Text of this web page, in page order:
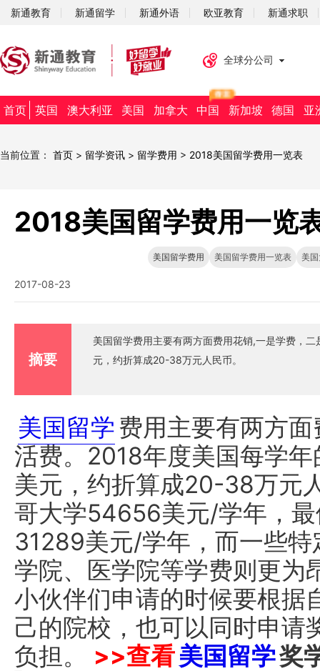
新通教育 新通留学 新通外语 欧亚教育 新通求职
全球分公司
首页 英国 澳大利亚 美国 加拿大 中国 新加坡 德国 亚
当前位置： 首页 > 留学资讯 > 留学费用 > 2018美国留学费用一览表
2018美国留学费用一览
美国留学费用 美国留学费用一览表 美
2017-08-23
摘要
美国留学费用主要有两方面费用花销,一是学费，
元，约折算成20-38万元人民币。
美国留学 费用主要有两方
活费。2018年度美国每学
美元，约折算成20-38万元
哥大学54656美元/学年，
31289美元/学年，而一些
学院、医学院等学费则更为
小伙伴们申请的时候要根据
己的院校，也可以同时申请
负担。 >>查看美国留学奖